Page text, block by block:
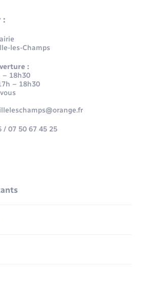
:
les-Champs
:
– 18h30
– 18h30
/ 07 50 67 45 25